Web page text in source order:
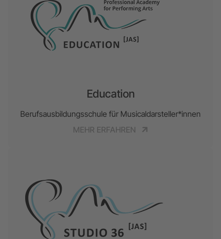
Education
Berufsausbildungsschule für Musicaldarsteller*innen
MEHR ERFAHREN